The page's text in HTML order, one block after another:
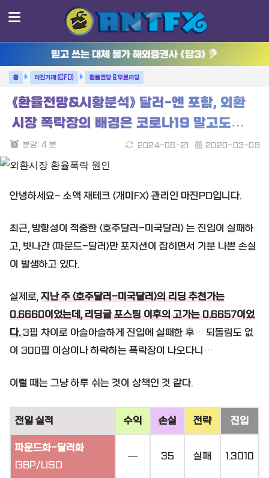
믿고 쓰는 대체 불가 해외증권사 《탑3》
마진거래 (CFD) 환율전망 & 무료리딩
《환율전망&시황분석》 달러-엔 포함, 외환
시장 폭락장의 배경은 코로나19 말고도…
2020-03-09
2024-06-21
분량: 4 분
안녕하세요~ 소액 재테크 <개미FX> 관리인 마진PD입니다.
최근, 방향성이 적중한 <호주달러-미국달러> 는 진입이 실패하
고, 빗나간 <파운드-달러>만 포지션이 잡히면서 기분 나쁜 손실
이 발생하고 있다.
실제로, 지난 주 <호주달러-미국달러>의 리딩 추천가는
0.6660이었는데, 리딩글 포스팅 이후의 고가는 0.6657이었
다.3핍 차이로 아슬아슬하게 진입에 실패한 후… 되돌림도 없
이 300핍 이상이나 하락하는 폭락장이 나오다니…
이럴 때는 그냥 하루 쉬는 것이 상책인 것 같다.
전일 실적 수익 손실 전략 진입
파운드화-달러화
GBP/USD
— 35 실패 1.3010